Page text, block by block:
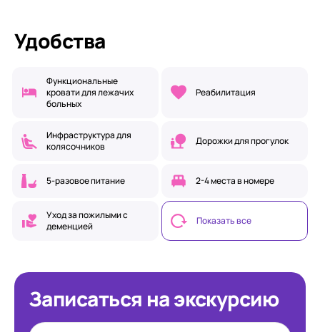
Удобства
Функциональные
кровати для лежачих
больных
Реабилитация
Инфраструктура для
колясочников
Дорожки для прогулок
5-разовое питание 2-4 места в номере
Уход за пожилыми с
деменцией
Показать все
Записаться на экскурсию